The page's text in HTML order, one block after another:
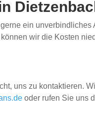
ein
wir die Kosten
uns zu kontaktieren.
oder rufen Sie uns